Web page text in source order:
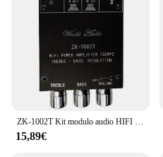
ZK-1002T Kit modulo audio HIFI 2.0 canali 100Wx2 amplificatore compatibile Bluetooth
15,89€